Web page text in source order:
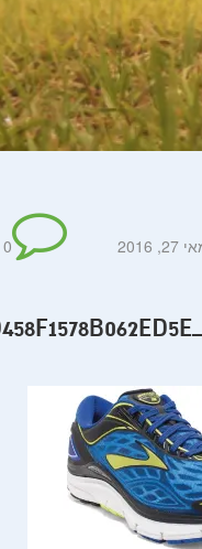
27, 2016
0 comments